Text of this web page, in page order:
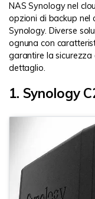
NAS Synology nel
opzioni di backup nel
Synology. Diverse
ognuna con
garantire la
dettaglio.
1. Synology